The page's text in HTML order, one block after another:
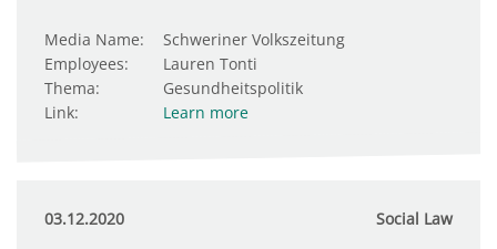
Media Name:
Schweriner Volkszeitung
Employees:
Lauren Tonti
Thema:
Gesundheitspolitik
Link:
Learn more
03.12.2020 Social Law